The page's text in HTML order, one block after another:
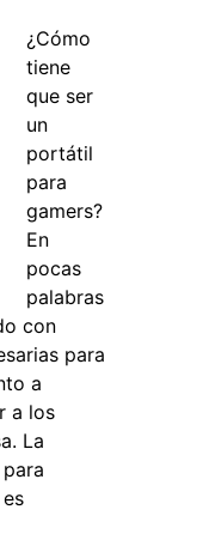
¿Cómo
tiene
que ser
un
portátil
para
gamers?
En
pocas
palabras
con
para
a
a los
La